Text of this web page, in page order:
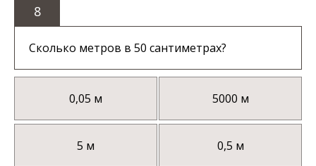
8
Сколько метров в 50 сантиметрах?
0,05 м 5000 м
5 м 0,5 м